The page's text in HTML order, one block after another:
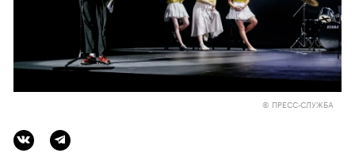
© ПРЕСС-СЛУЖБА